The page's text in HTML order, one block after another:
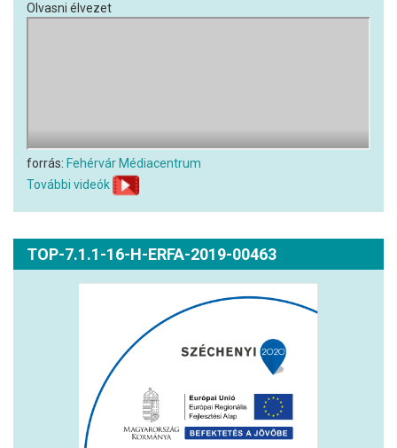
Olvasni élvezet
forrás: Fehérvár Médiacentrum
További videók
TOP-7.1.1-16-H-ERFA-2019-00463